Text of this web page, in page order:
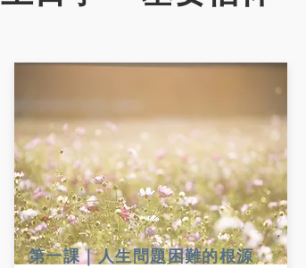
第一課｜人生問題困難的根源